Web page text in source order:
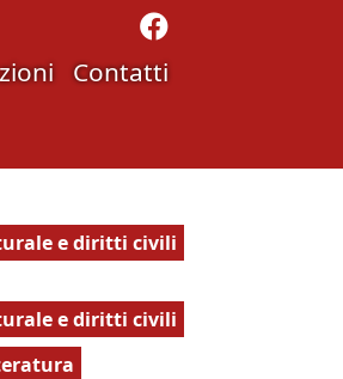
Contatti
e diritti civili
e diritti civili